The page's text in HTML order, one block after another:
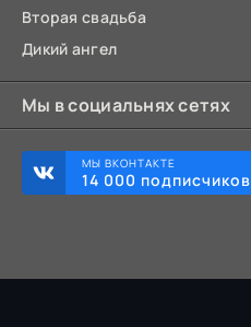
Вторая свадьба
Дикий ангел
Мы в социальнях сетях
МЫ ВКОНТАКТЕ
14 000 подписчиков